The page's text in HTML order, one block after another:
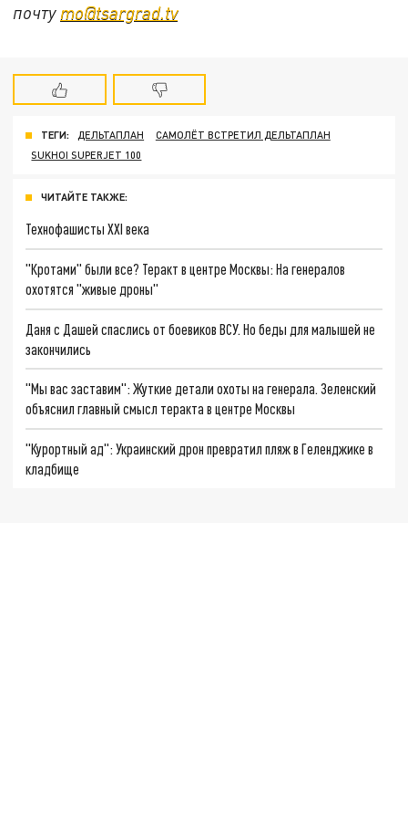
почту mo@tsargrad.tv
ТЕГИ: ДЕЛЬТАПЛАН
САМОЛЁТ ВСТРЕТИЛ ДЕЛЬТАПЛАН
SUKHOI SUPERJET 100
ЧИТАЙТЕ ТАКЖЕ:
Технофашисты XXI века
"Кротами" были все? Теракт в центре Москвы: На генералов
охотятся "живые дроны"
Даня с Дашей спаслись от боевиков ВСУ. Но беды для малышей не
закончились
"Мы вас заставим": Жуткие детали охоты на генерала. Зеленский
объяснил главный смысл теракта в центре Москвы
"Курортный ад": Украинский дрон превратил пляж в Геленджике в
кладбище